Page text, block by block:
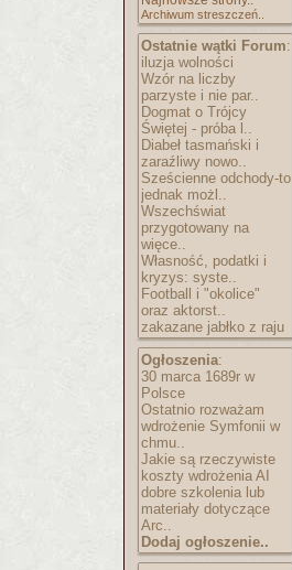
Archiwum streszczeń..
Ostatnie wątki Forum:
iluzja wolności
Wzór na liczby
parzyste i nie par..
Dogmat o Trójcy
Świętej - próba l..
Diabeł tasmański i
zaraźliwy nowo..
Sześcienne odchody-to
jednak możl..
Wszechświat
przygotowany na
więce..
Własność, podatki i
kryzys: syste..
Football i "okolice"
oraz aktorst..
zakazane jabłko z raju
Ogłoszenia:
30 marca 1689r w
Polsce
Ostatnio rozważam
wdrożenie Symfonii w
chmu..
Jakie są rzeczywiste
koszty wdrożenia AI
dobre szkolenia lub
materiały dotyczące
Arc..
Dodaj ogłoszenie..